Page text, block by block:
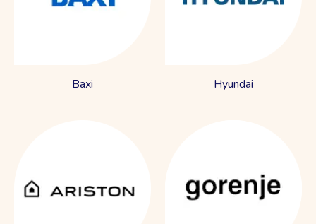
Baxi Hyundai